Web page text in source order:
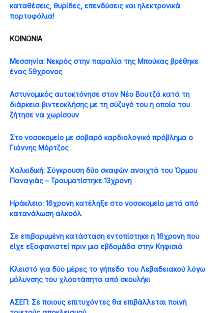
καταθέσεις, θυρίδες, επενδύσεις και ηλεκτρονικά
πορτοφόλια!
ΚΟΙΝΩΝΙΑ
Μεσσηνία: Νεκρός στην παραλία της Μπούκας βρέθηκε
ένας 59χρονος
Αστυνομικός αυτοκτόνησε στον Νέο Βουτζά κατά τη
διάρκεια βιντεοκλήσης με τη σύζυγό του η οποία του
ζήτησε να χωρίσουν
Στο νοσοκομείο με σοβαρό καρδιολογικό πρόβλημα ο
Γιάννης Μόρτζος
Χαλκιδική: Σύγκρουση δύο σκαφών ανοιχτά του Όρμου
Παναγιάς – Τραυματίστηκε 13χρονη
Ηράκλειο: 16χρονη κατέληξε στο νοσοκομείο μετά από
κατανάλωση αλκοόλ
Σε επιβαρυμένη κατάσταση εντοπίστηκε η 16χρονη που
είχε εξαφανιστεί πριν μια εβδομάδα στην Κηφισιά
Κλειστό για δύο μέρες το γήπεδο του Λεβαδειακού λόγω
μόλυνσης του χλοοτάπητα από σκουλήκι
ΑΣΕΠ: Σε ποιους επιτυχόντες θα επιβάλλεται ποινή